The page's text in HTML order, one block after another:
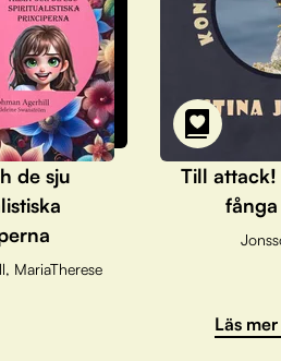
de sju
MariaTherese
Till
Läs